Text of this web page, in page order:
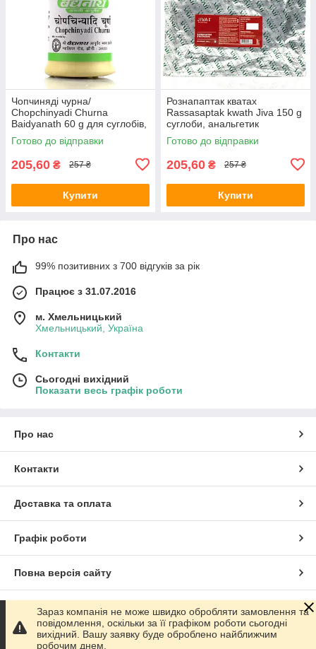
Чопчиняді чурна/
Chopchinyadi Churna
Baidyanath 60 g для суглобів,
у разі артритів, артрозів
Готово до відправки
205,60 ₴ 257 ₴
Купити
Рознапаптак кватах
Rassasaptak kwath Jiva 150 g
суглоби, анальгетик
Готово до відправки
205,60 ₴ 257 ₴
Купити
Про нас
99% позитивних з 700 відгуків за рік
Працює з 31.07.2016
м. Хмельницький
Хмельницький, Україна
Контакти
Сьогодні вихідний
Показати весь графік роботи
Про нас
Контакти
Доставка та оплата
Графік роботи
Повна версія сайту
Сайт створено на маркетплейсі Prom.ua
Політика конфіденційності
Зараз компанія не може швидко обробляти замовлення та
повідомлення, оскільки за її графіком роботи сьогодні
вихідний. Вашу заявку буде оброблено найближчим
робочим днем.